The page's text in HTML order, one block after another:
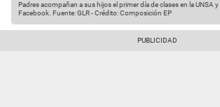
Padres acompañan a sus hijos el primer día de clases en la UNSA
Facebook. Fuente: GLR-Crédito: Composición EP